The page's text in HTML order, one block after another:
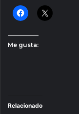
Me gusta:
Relacionado